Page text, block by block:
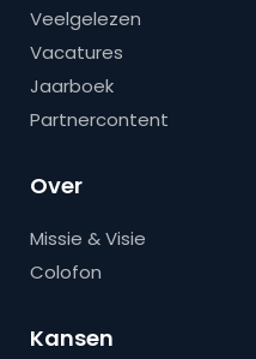
Veelgelezen
Vacatures
Jaarboek
Partnercontent
Over
Missie & Visie
Colofon
Kansen